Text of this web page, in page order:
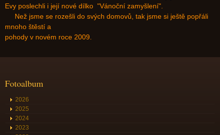
Evy poslechli i její nové dílko "Vánoční zamyšlení".
Než jsme se rozešli do svých domovů, tak jsme si ještě popřáli
mnoho štěstí a
pohody v novém roce 2009.
Fotoalbum
2026
2025
2024
2023